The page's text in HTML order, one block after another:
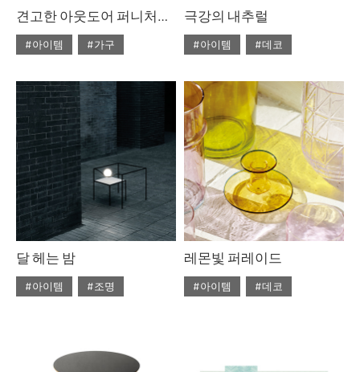
견고한 아웃도어 퍼니처를 찾고 있다면
#아이템
#가구
#ISSUE263
#테이블
극강의 내추럴
#아이템
#데코
#6월호 뉴
#뉴
#디올
#라탄
#리넨
#우드
#의자
#자라홈
#조명
#체어
#테이블
#토즈
#펌리빙
달 헤는 밤
#아이템
#조명
#조명 디자인
#테이블
레몬빛 퍼레이드
#아이템
#데코